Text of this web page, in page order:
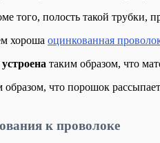
того, полость такой трубки,
хороша оцинкованная
таким образом, что
что порошок
к проволоке